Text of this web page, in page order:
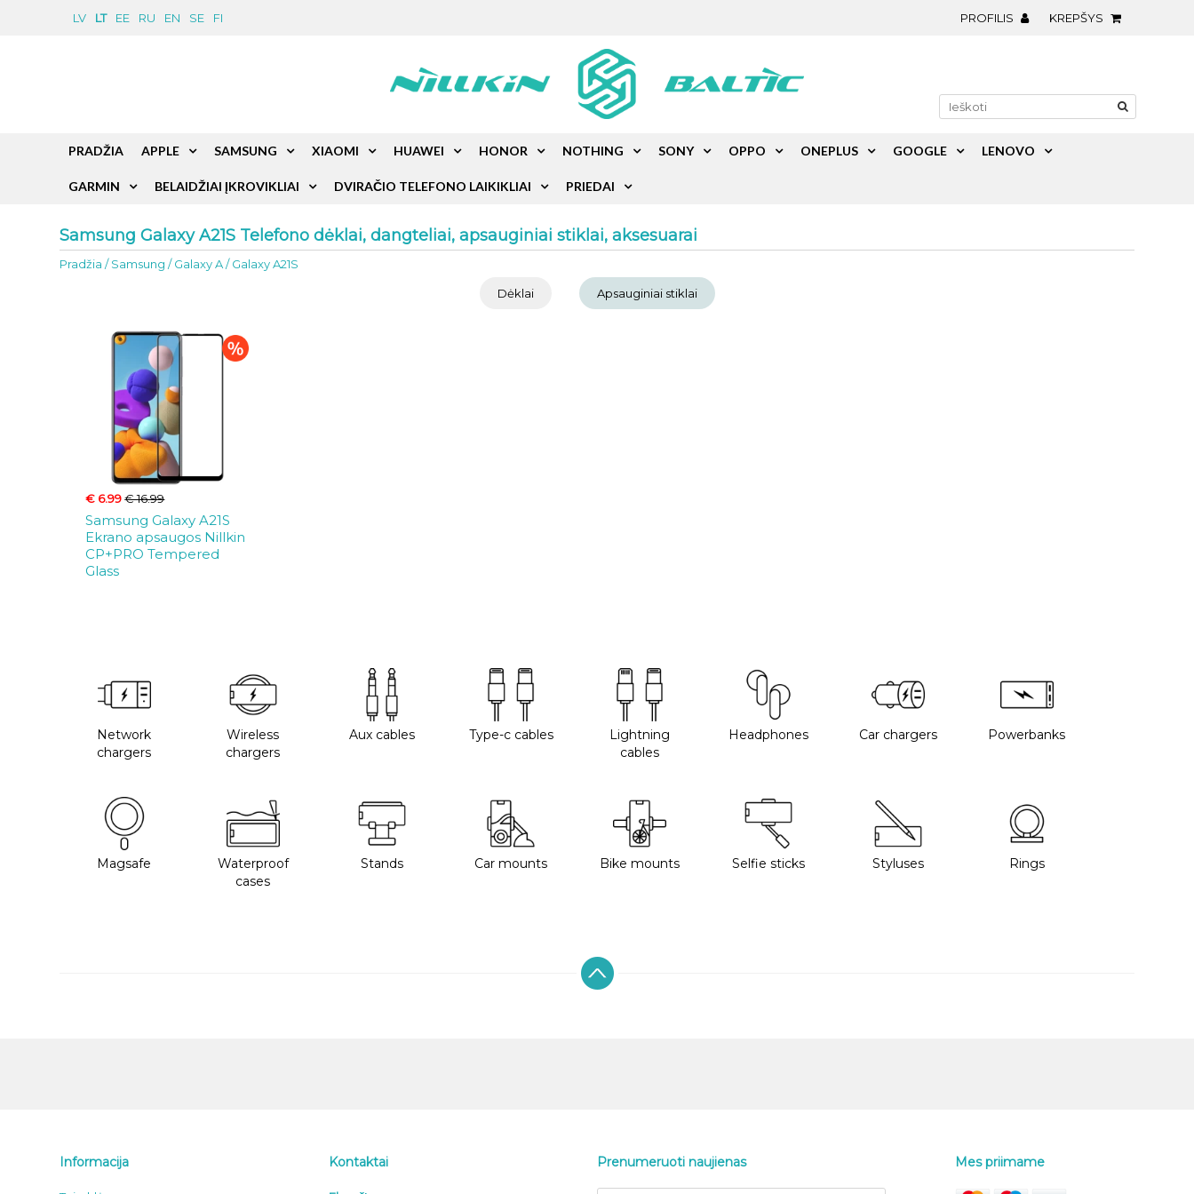
LV LT EE RU EN SE FI PROFILIS KREPŠYS
Samsung Galaxy A21S Telefono dėklai, dangteliai, apsauginiai stiklai, aksesuarai
Pradžia /Samsung /Galaxy A/Galaxy A21S
Dėklai Apsauginiai stiklai
€ 6.99€ 16.99
Samsung Galaxy A21S
Ekrano apsaugos Nillkin
CP+PRO Tempered
Glass
Network
chargers
Wireless
chargers
Aux cables Type-c cables
Lightning
cables
Headphones Car chargers Powerbanks
Magsafe
Waterproof
cases
Stands Car mounts Bike mounts Selfie sticks Styluses Rings
PRADŽIA APPLE SAMSUNG XIAOMI HUAWEI HONOR NOTHING SONY OPPO ONEPLUS GOOGLE LENOVO
GARMIN BELAIDŽIAI ĮKROVIKLIAI DVIRAČIO TELEFONO LAIKIKLIAI PRIEDAI
Informacija Kontaktai Prenumeruoti naujienas Mes priimame